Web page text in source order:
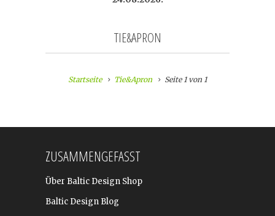
TIE&APRON
Startseite Tie&Apron Seite 1 von 1
ZUSAMMENGEFASST
Über Baltic Design Shop
Baltic Design Blog